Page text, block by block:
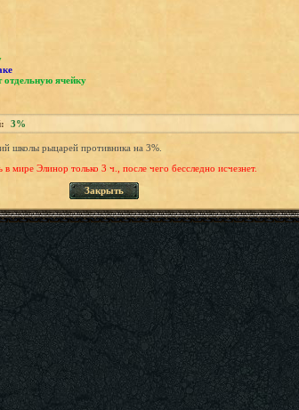
ячейку
3%
школы рыцарей противника на 3%.
мире Элинор только 3 ч., после чего бесследно исчезнет.
Закрыть